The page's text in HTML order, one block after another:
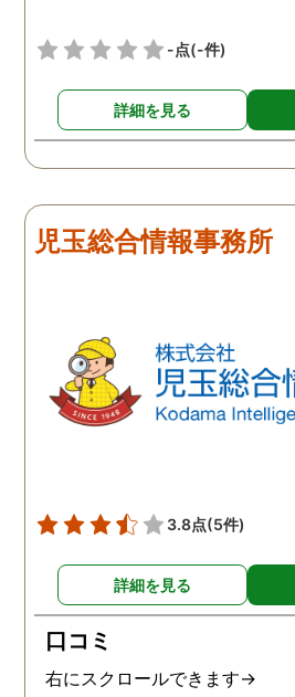
-点(-件)
詳細を見る
児玉総合情報事務所
3.8点(5件)
詳細を見る
口コミ
右にスクロールできます→